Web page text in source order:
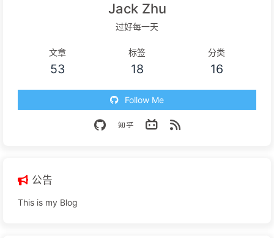
Jack Zhu
过好每一天
文章
53
标签
18
分类
16
Follow Me
公告
This is my Blog